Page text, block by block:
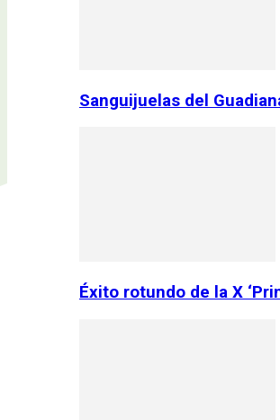
Sanguijuelas del
Éxito rotundo de la X